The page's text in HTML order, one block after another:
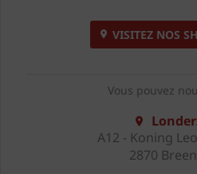
VISITEZ NOS
Vous pouvez
A12 - Koning
2870